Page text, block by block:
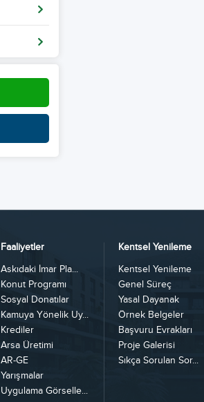
Faaliyetler
Askıdaki İmar Pla...
Konut Programı
Sosyal Donatılar
Kamuya Yönelik Uy...
Krediler
Arsa Üretimi
AR-GE
Yarışmalar
Uygulama Görselle...
Kentsel Yenileme
Kentsel Yenileme
Genel Süreç
Yasal Dayanak
Örnek Belgeler
Başvuru Evrakları
Proje Galerisi
Sıkça Sorulan Sor...